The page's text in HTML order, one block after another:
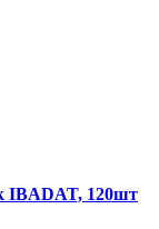
IBADAT, 120шт